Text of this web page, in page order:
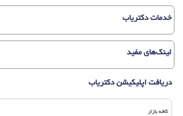
خدمات دکتریاب
لینک‌های مفید
دریافت اپلیکیشن دکتریاب
کافه بازار